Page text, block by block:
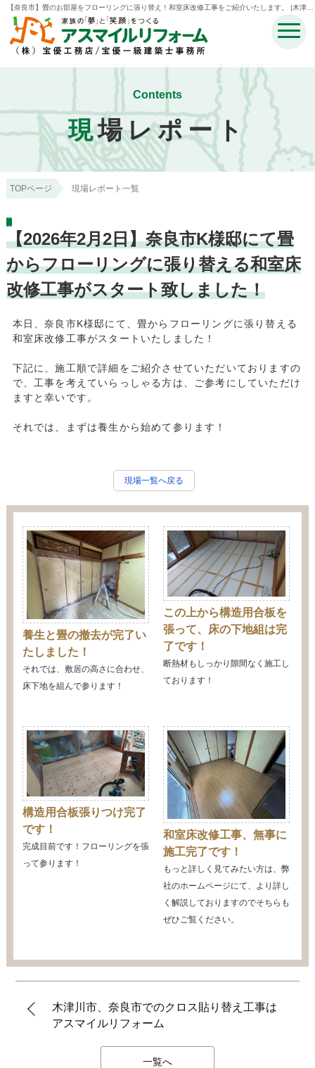
【奈良市】畳のお部屋をフローリングに張り替え！和室床改修工事をご紹介いたします。 |木津川
市・奈良市・生駒市・精華町・井手町のリフォームのことなら宝優工務店アスマイルリフォーム
Contents
現場レポート
TOPページ 現場レポート一覧
【2026年2月2日】奈良市K様邸にて畳
からフローリングに張り替える和室床
改修工事がスタート致しました！
本日、奈良市K様邸にて、畳からフローリングに張り替える
和室床改修工事がスタートいたしました！
下記に、施工順で詳細をご紹介させていただいておりますの
で、工事を考えていらっしゃる方は、ご参考にしていただけ
ますと幸いです。
それでは、まずは養生から始めて参ります！
現場一覧へ戻る
養生と畳の撤去が完了い
たしました！
それでは、敷居の高さに合わせ、
床下地を組んで参ります！
この上から構造用合板を
張って、床の下地組は完
了です！
断熱材もしっかり隙間なく施工し
ております！
構造用合板張りつけ完了
です！
完成目前です！フローリングを張
って参ります！
和室床改修工事、無事に
施工完了です！
もっと詳しく見てみたい方は、弊
社のホームページにて、より詳し
く解説しておりますのでそちらも
ぜひご覧ください。
木津川市、奈良市でのクロス貼り替え工事は
アスマイルリフォーム
一覧へ